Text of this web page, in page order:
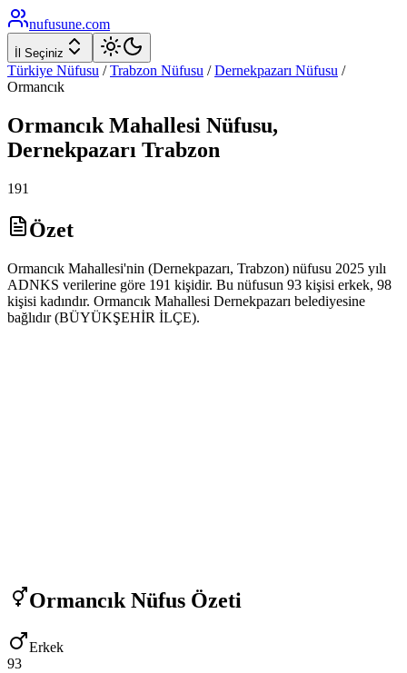
nufusune.com
İl Seçiniz
Türkiye Nüfusu / Trabzon Nüfusu / Dernekpazarı Nüfusu /
Ormancık
Ormancık Mahallesi Nüfusu,
Dernekpazarı Trabzon
191
Özet
Ormancık Mahallesi'nin (Dernekpazarı, Trabzon) nüfusu 2025 yılı
ADNKS verilerine göre 191 kişidir. Bu nüfusun 93 kişisi erkek, 98
kişisi kadındır. Ormancık Mahallesi Dernekpazarı belediyesine
bağlıdır (BÜYÜKŞEHİR İLÇE).
Ormancık Nüfus Özeti
Erkek
93